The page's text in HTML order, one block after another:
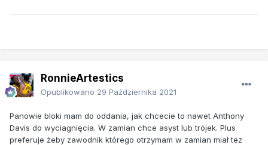
RonnieArtestics
Opublikowano 29 Października 2021
Panowie bloki mam do oddania, jak chcecie to nawet Anthony
Davis do wyciagnięcia. W zamian chce asyst lub trójek. Plus
preferuje żeby zawodnik którego otrzymam w zamian miał tez